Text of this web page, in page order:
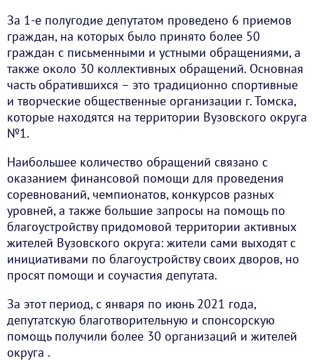
За 1-е полугодие депутатом проведено 6 приемов
граждан, на которых было принято более 50
граждан с письменными и устными обращениями, а
также около 30 коллективных обращений. Основная
часть обратившихся – это традиционно спортивные
и творческие общественные организации г. Томска,
которые находятся на территории Вузовского округа
№1.
Наибольшее количество обращений связано с
оказанием финансовой помощи для проведения
соревнований, чемпионатов, конкурсов разных
уровней, а также большие запросы на помощь по
благоустройству придомовой территории активных
жителей Вузовского округа: жители сами выходят с
инициативами по благоустройству своих дворов, но
просят помощи и соучастия депутата.
За этот период, с января по июнь 2021 года,
депутатскую благотворительную и спонсорскую
помощь получили более 30 организаций и жителей
округа .